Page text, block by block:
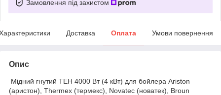
Замовлення під захистом
Доставка Оплата Умови повернення
Опис
Мідний гнутий ТЕН 4000 Вт (4 кВт) для бойлера Ariston
(аристон), Thermex (термекс), Novatec (новатек), Broun